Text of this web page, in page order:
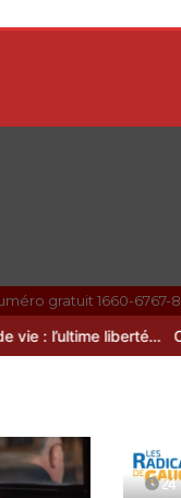
gratuit 1660-6767-
liberté… Calais,
24